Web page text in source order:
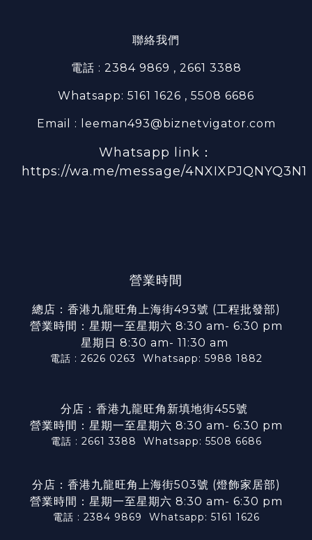
聯絡我們
電話 : 2384 9869 , 2661 3388
Whatsapp: 5161 1626 , 5508 6686
Email : leeman493@biznetvigator.com
Whatsapp link：
https://wa.me/message/4NXIXPJQNYQ3N1
營業時間
總店：香港九龍旺角上海街493號 (工程批發部)
營業時間：星期一至星期六 8:30 am- 6:30 pm
星期日 8:30 am- 11:30 am
電話 : 2626 0263 Whatsapp: 5988 1882
分店：香港九龍旺角新填地街455號
營業時間：星期一至星期六 8:30 am- 6:30 pm
電話 : 2661 3388 Whatsapp: 5508 6686
分店：香港九龍旺角上海街503號 (燈飾家居部)
營業時間：星期一至星期六 8:30 am- 6:30 pm
電話 : 2384 9869 Whatsapp: 5161 1626